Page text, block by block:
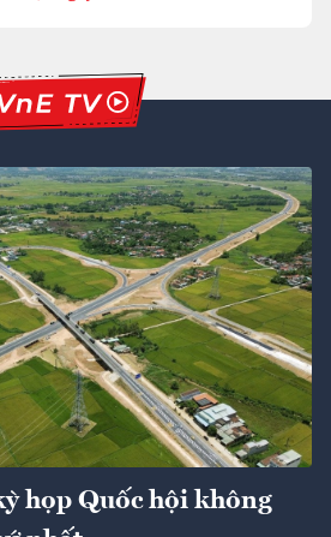
họp Quốc hội không